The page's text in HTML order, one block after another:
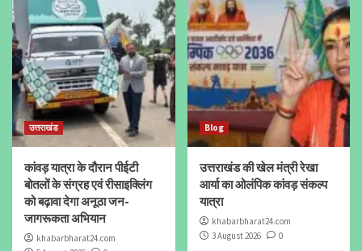
उत्तराखंड
कांवड़ यात्रा के दौरान पीईटी
बोतलों के संग्रह एवं रीसाइक्लिंग
को बढ़ावा देगा अनूठा जन-
जागरूकता अभियान
khabarbharat24.com
Blog
उत्तराखंड की खेल मंत्री रेखा
आर्या का ओलंपिक कांवड़ संकल्प
यात्रा
khabarbharat24.com
3 August 2026
0